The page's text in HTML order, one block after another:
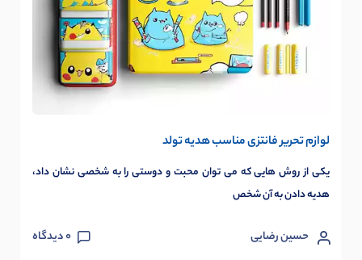
لوازم تحریر فانتزی مناسب هدیه تولد
یکی از روش هایی که می توان محبت و دوستی را به شخصی نشان داد،
هدیه دادن به آن شخص
حسین رضایی 0دیدگاه